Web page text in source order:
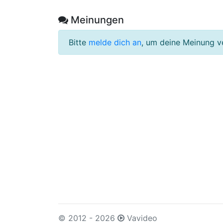
Meinungen
Bitte melde dich an, um deine Meinung
© 2012 - 2026 Vavideo